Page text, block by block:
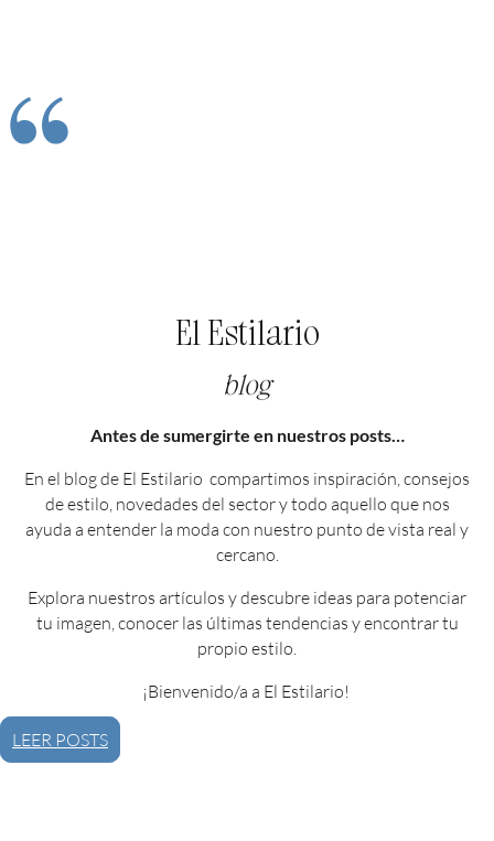
“
El Estilario
blog
Antes de sumergirte en nuestros posts…
En el blog de El Estilario compartimos inspiración, consejos
de estilo, novedades del sector y todo aquello que nos
ayuda a entender la moda con nuestro punto de vista real y
cercano.
Explora nuestros artículos y descubre ideas para potenciar
tu imagen, conocer las últimas tendencias y encontrar tu
propio estilo.
¡Bienvenido/a a El Estilario!
LEER POSTS